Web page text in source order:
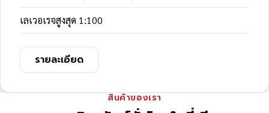
เลเวอเรจสูงสุด 1:100
รายละเอียด
สินค้าของเรา